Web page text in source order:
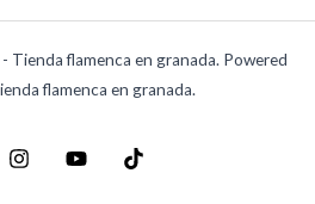
flamenca en granada. Powered
flamenca en granada.